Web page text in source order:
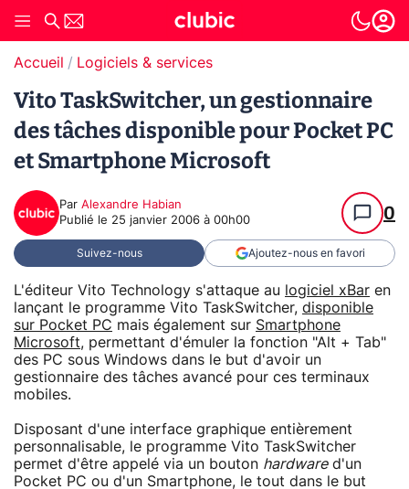
Accueil Logiciels & services
Vito TaskSwitcher, un gestionnaire
des tâches disponible pour Pocket PC
et Smartphone Microsoft
Par Alexandre Habian
Publié le 25 janvier 2006 à 00h00 0
Suivez-nous Ajoutez-nous en favori
L'éditeur Vito Technology s'attaque au logiciel xBar en
lançant le programme Vito TaskSwitcher, disponible
sur Pocket PC mais également sur Smartphone
Microsoft, permettant d'émuler la fonction "Alt + Tab"
des PC sous Windows dans le but d'avoir un
gestionnaire des tâches avancé pour ces terminaux
mobiles.
Disposant d'une interface graphique entièrement
personnalisable, le programme Vito TaskSwitcher
permet d'être appelé via un bouton hardwared'un
Pocket PC ou d'un Smartphone, le tout dans le but